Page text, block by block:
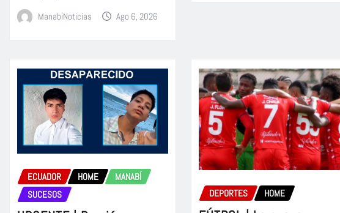
ManabiNoticias Ago 6, 2026
ECUADOR HOME
MANABÍ
SUCESOS
DEPORTES HOME